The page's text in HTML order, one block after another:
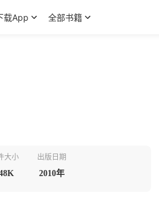
载App 全部书籍
大小 出版日期
2010年